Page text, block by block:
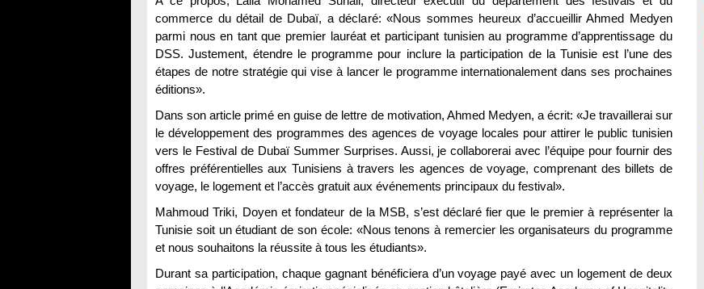
commerce du détail de Dubaï, a déclaré: «Nous sommes heureux d’accueillir Ahmed Medyen
parmi nous en tant que premier lauréat et participant tunisien au programme d’apprentissage du
DSS. Justement, étendre le programme pour inclure la participation de la Tunisie est l’une des
étapes de notre stratégie qui vise à lancer le programme internationalement dans ses prochaines
éditions».
Dans son article primé en guise de lettre de motivation, Ahmed Medyen, a écrit: «Je travaillerai sur
le développement des programmes des agences de voyage locales pour attirer le public tunisien
vers le Festival de Dubaï Summer Surprises. Aussi, je collaborerai avec l’équipe pour fournir des
offres préférentielles aux Tunisiens à travers les agences de voyage, comprenant des billets de
voyage, le logement et l’accès gratuit aux événements principaux du festival».
Mahmoud Triki, Doyen et fondateur de la MSB, s’est déclaré fier que le premier à représenter la
Tunisie soit un étudiant de son école: «Nous tenons à remercier les organisateurs du programme
et nous souhaitons la réussite à tous les étudiants».
Durant sa participation, chaque gagnant bénéficiera d’un voyage payé avec un logement de deux